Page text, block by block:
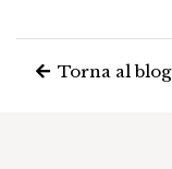
Torna al blog